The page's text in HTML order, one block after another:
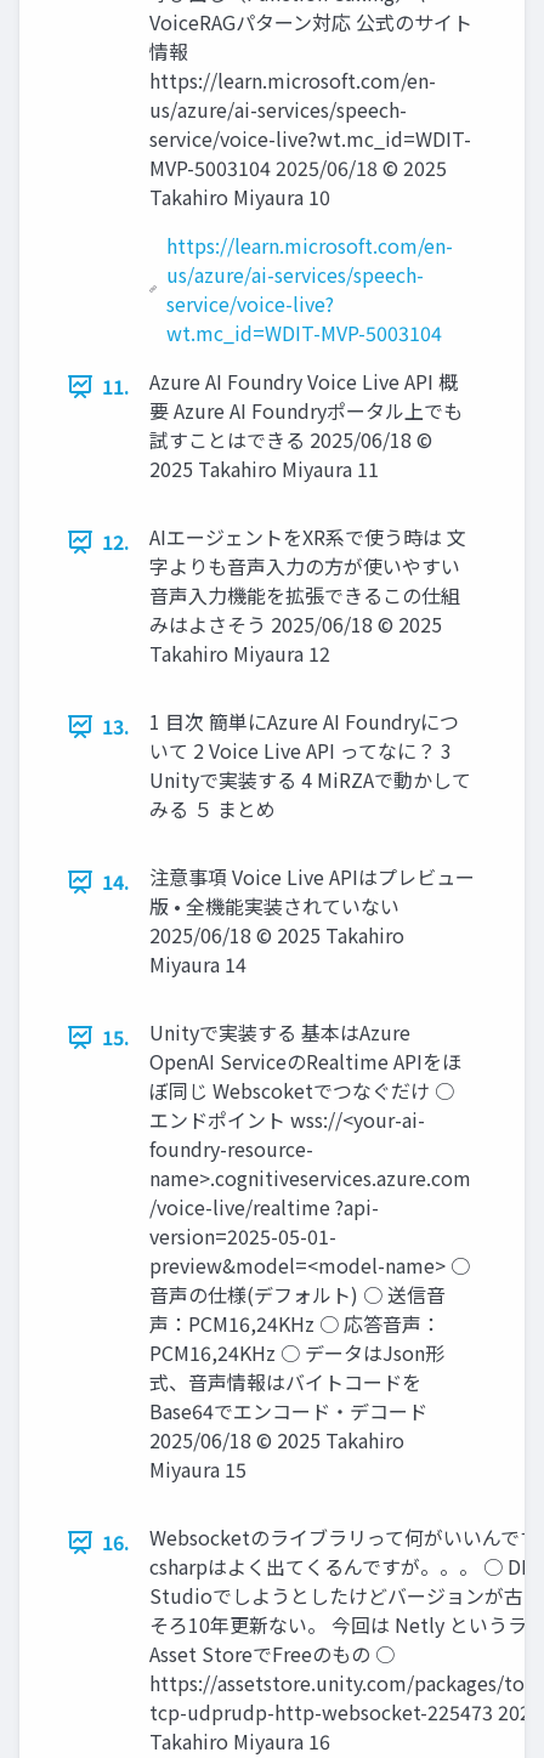
VoiceRAGパターン対応 公式のサイト
情報
https://learn.microsoft.com/en-
us/azure/ai-services/speech-
service/voice-live?wt.mc_id=WDIT-
MVP-5003104 2025/06/18 © 2025
Takahiro Miyaura 10
https://learn.microsoft.com/en-
us/azure/ai-services/speech-
service/voice-live?
wt.mc_id=WDIT-MVP-5003104
11.
Azure AI Foundry Voice Live API 概
要 Azure AI Foundryポータル上でも
試すことはできる 2025/06/18 ©
2025 Takahiro Miyaura 11
12.
AIエージェントをXR系で使う時は 文
字よりも音声入力の方が使いやすい
音声入力機能を拡張できるこの仕組
みはよさそう 2025/06/18 © 2025
Takahiro Miyaura 12
13.
1 目次 簡単にAzure AI Foundryにつ
いて 2 Voice Live API ってなに？ 3
Unityで実装する 4 MiRZAで動かして
みる ５ まとめ
14.
注意事項 Voice Live APIはプレビュー
版 • 全機能実装されていない
2025/06/18 © 2025 Takahiro
Miyaura 14
15.
Unityで実装する 基本はAzure
OpenAI ServiceのRealtime APIをほ
ぼ同じ Webscoketでつなぐだけ ○
エンドポイント wss://<your-ai-
foundry-resource-
name>.cognitiveservices.azure.com
/voice-live/realtime ?api-
version=2025-05-01-
preview&model=<model-name> ○
音声の仕様(デフォルト) ○ 送信音
声：PCM16,24KHz ○ 応答音声：
PCM16,24KHz ○ データはJson形
式、音声情報はバイトコードを
Base64でエンコード・デコード
2025/06/18 © 2025 Takahiro
Miyaura 15
16.
Websocketのライブラリって何がいいんで
csharpはよく出てくるんですが。。。 ○
Studioでしようとしたけどバージョンが古
そろ10年更新ない。 今回は Netly というラ
Asset StoreでFreeのもの ○
https://assetstore.unity.com/packages/
tcp-udprudp-http-websocket-225473
Takahiro Miyaura 16